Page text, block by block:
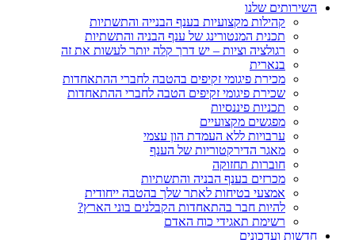
השירותים שלנו
קהילות מקצועיות בענף הבנייה והתשתיות
תכנית המנטורינג של ענף הבניה והתשתיות
רגולציה וציות – יש דרך קלה יותר לעשות את זה
בנארית
מכירת פיגומי זקיפים בהטבה לחברי ההתאחדות
שכירת פיגומי זקיפים הטבה לחברי ההתאחדות
תכניות פיננסיות
מפגשים מקצועיים
ערבויות ללא העמדת הון עצמי
מאגר הדירקטוריות של הענף
חוברות תחזוקה
מכרזים בענף הבניה והתשתיות
אמצעי בטיחות לאתר שלך בהטבה ייחודית
להיות חבר בהתאחדות הקבלנים בוני הארץ?
רשימת תאגידי כוח האדם
חדשות ועדכונים